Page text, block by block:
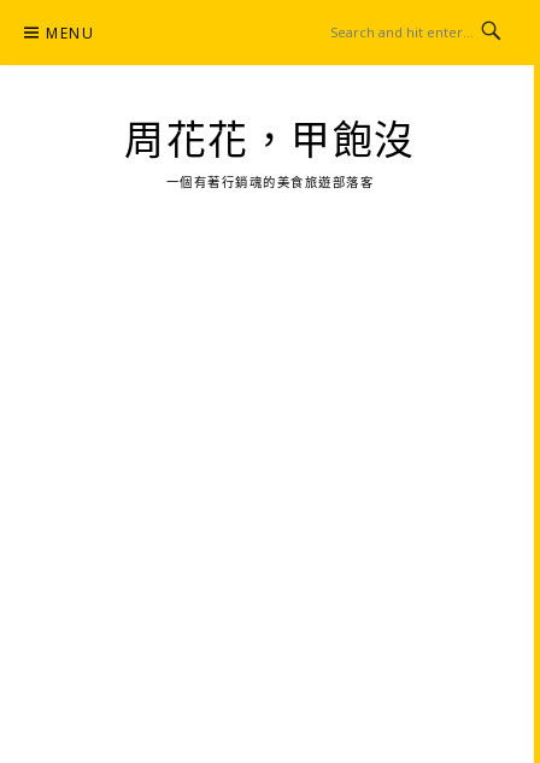
content
MENU
周花花，甲飽沒
一個有著行銷魂的美食旅遊部落客